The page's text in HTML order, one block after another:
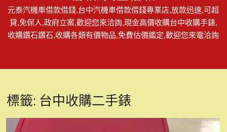
元泰汽機車借款借錢,台中汽機車借款借錢專業店,放款迅速,可超
貸,免保人,政府立案,歡迎您來洽詢,現金高價收購台中收購手錶,
收購鑽石鑽石,收購各類有價物品,免費估價鑑定,歡迎您來電洽詢
標籤: 台中收購二手錶